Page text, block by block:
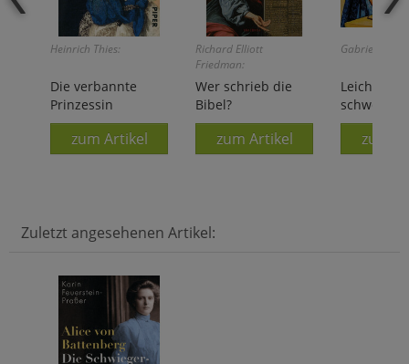
Heinrich Thies:
Die verbannte
Prinzessin
zum Artikel
Richard Elliott
Friedman:
Wer schrieb die
Bibel?
zum Artikel
Gabriele
Leichte
schweren
zum
Zuletzt angesehenen Artikel: